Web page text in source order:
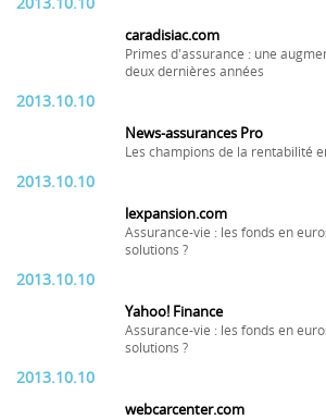
2013.10.10
caradisiac.com
Primes d'assurance : une
deux dernières années
2013.10.10
News-assurances Pro
Les champions de la rentabilité
2013.10.10
lexpansion.com
Assurance-vie : les fonds en
solutions ?
2013.10.10
Yahoo! Finance
Assurance-vie : les fonds en
solutions ?
2013.10.10
webcarcenter.com